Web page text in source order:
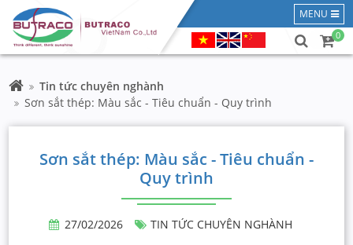
MENU
0
Tin tức chuyên nghành
Sơn sắt thép: Màu sắc - Tiêu chuẩn - Quy trình
Sơn sắt thép: Màu sắc - Tiêu chuẩn -
Quy trình
27/02/2026 TIN TỨC CHUYÊN NGHÀNH